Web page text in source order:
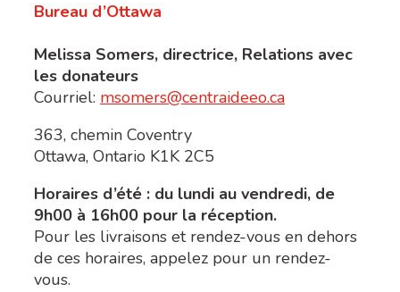
Bureau d’Ottawa
Melissa Somers, directrice, Relations avec
les donateurs
Courriel: msomers@centraideeo.ca
363, chemin Coventry
Ottawa, Ontario K1K 2C5
Horaires d’été : du lundi au vendredi, de
9h00 à 16h00 pour la réception.
Pour les livraisons et rendez-vous en dehors
de ces horaires, appelez pour un rendez-
vous.